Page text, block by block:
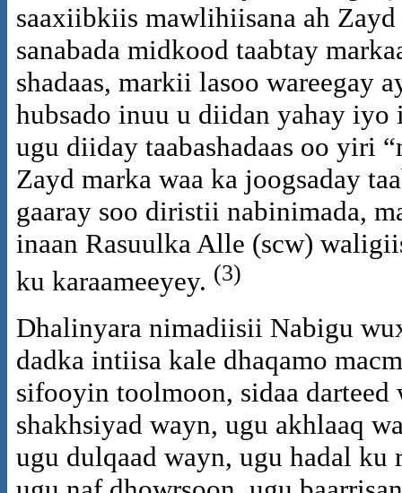
saaxiibkiis mawlihiisana ah
sanabada midkood taabtay
shadaas, markii lasoo wareegay
hubsado inuu u diidan yahay iyo
ugu diiday taabashadaas oo yiri
Zayd marka waa ka joogsaday
gaaray soo diristii nabinimada,
inaan Rasuulka Alle (scw)
ku karaameeyey. (3)
Dhalinyara nimadiisii Nabigu
dadka intiisa kale dhaqamo
sifooyin toolmoon, sidaa darteed
shakhsiyad wayn, ugu akhlaaq
ugu dulqaad wayn, ugu hadal ku